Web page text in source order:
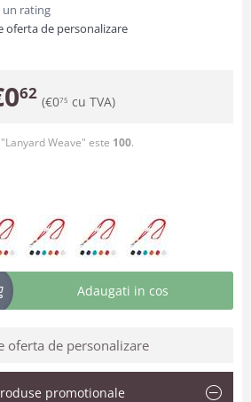
un rating
oferta de personalizare
062 (€075 cu TVA)
Weave" este 100.
Adaugati in cos
oferta de personalizare
promotionale